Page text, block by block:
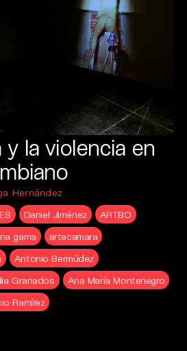
la violencia en
Hernández
Daniel Jiménez
ARTBO
gama
artecamara
Antonio Bermúdez
Granados
Ana María Montenegro
Ramírez